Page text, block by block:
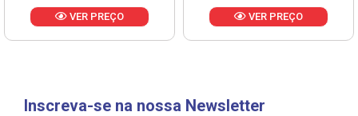
VER PREÇO VER PREÇO
Inscreva-se na nossa Newsletter